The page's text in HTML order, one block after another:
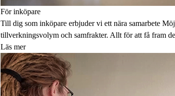
För inköpare
Till dig som inköpare erbjuder vi ett nära samarbete
tillverkningsvolym och samfrakter. Allt för att få fram
Läs mer